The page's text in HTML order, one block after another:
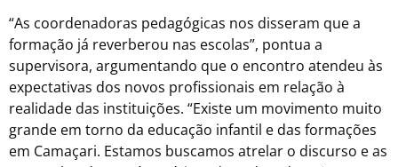
“As coordenadoras pedagógicas nos disseram que a
formação já reverberou nas escolas”, pontua a
supervisora, argumentando que o encontro atendeu às
expectativas dos novos profissionais em relação à
realidade das instituições. “Existe um movimento muito
grande em torno da educação infantil e das formações
em Camaçari. Estamos buscamos atrelar o discurso e as